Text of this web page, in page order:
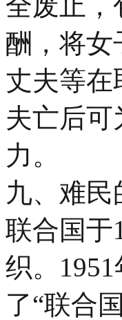
酬，将女
丈夫等在
夫亡后可
力。
九、难民
联合国于
织。
了“联合